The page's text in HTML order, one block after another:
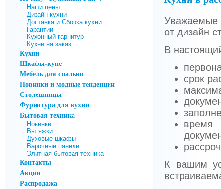
Наши цены
Дизайн кухни
Доставка и Сборка кухни
Гарантии
Кухонный гарнитур
Кухни на заказ
Кухни
Шкафы-купе
Мебель для спальни
Новинки и модные тенденции
Столешницы
Фурнитура для кухни
Бытовая техника
Новинки
Вытяжки
Духовые шкафы
Варочные панели
Элитная бытовая техника
Контакты
Акции
Распродажа
Уважаемые
от дизайн
В
срок
время
К вашим